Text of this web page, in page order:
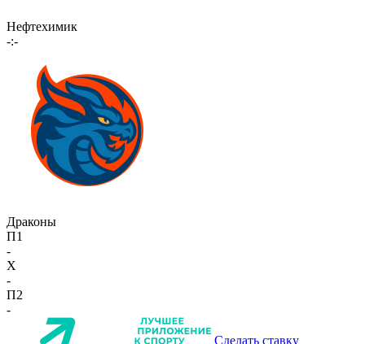
Нефтехимик
-:-
Драконы
П1
-
X
-
П2
-
Сделать ставку